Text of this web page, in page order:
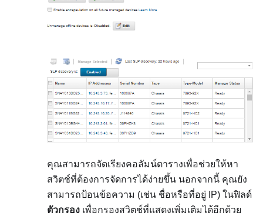
คุณสามารถจัดเรียงคอลัมน์ตารางเพื่อช่วยให้หา
สวิตช์ที่ต้องการจัดการได้ง่ายขึ้น นอกจากนี้ คุณยัง
สามารถป้อนข้อความ (เช่น ชื่อหรือที่อยู่ IP) ในฟิลด์
ตัวกรอง เพื่อกรองสวิตช์ที่แสดงเพิ่มเติมได้อีกด้วย